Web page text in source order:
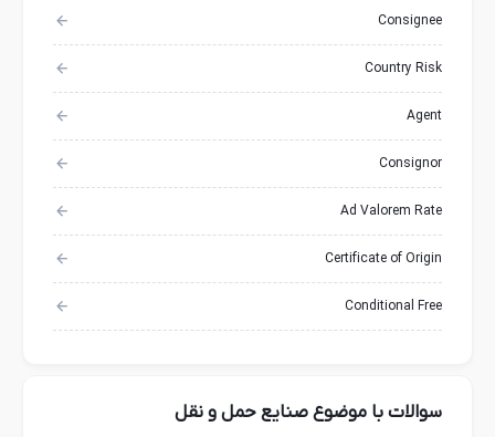
Consignee
Country Risk
Agent
Consignor
Ad Valorem Rate
Certificate of Origin
Conditional Free
سوالات با موضوع صنایع حمل و نقل